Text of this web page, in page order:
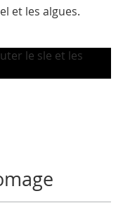
et les algues.